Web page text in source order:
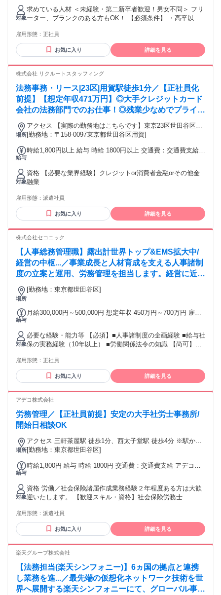
ヶ月あたり2万6400円 〜 3万5002円（固定残業時間：1ヶ月あ
たり14時間） 固定残業時間を超えた勤務時間については別途
残業代を支給する 【一律手当】 全員に一律で支払われる通
勤・皆勤・家族手当金額：あり 全員に一律で支払われるその
【昇給・賞与】 ・昇給／年1回 ・賞与／年2回（前年度実績
1.90ヵ月分） 【諸手当】 ・通勤手当あり（規定にて基本全額
支給） 【資格手当】 ・第一種電気工事士／10,000円、第二種
電気工事士／8,000円 ・消防設備士乙種各／2,000円、甲種各
／4,000円 ・ビルクリーニング技能士1級／5,000円、2級／
3,000円 ・日商簿記1級／4,000円、2級／3,000円 ・管理業務
主任者／3,000円 ・宅地建物取引士／3,000円 ＊上位級数取得
の場合は、上位級数の手当のみ支給する
対象
求めている人材 ＜未経験・第二新卒者歓迎！男女不問＞ フリ
ーター、ブランクのある方もOK！ 【必須条件】 ・高卒以上
・学歴、年齢、経験、資格は一切不問 ・第二新卒者歓迎 「一
生涯の資格を取得したい」「社会に貢献できる仕事がした
い」 「安定のキャリアを歩みたい」etc. 消防法に則した点検
とはなく、安定したキャリアを歩めます。 【あれば活かせる
火設備等の施工管理、工事の経験 ・建築、建設、土木の施工
管理、工事の経験 ・消防設備士資格 ・消防設備点検資格者
・防犯設備士資格
雇用形態： 正社員
お気に入り 詳細を見る
株式会社 リクルートスタッフィング
法務事務・リース|23区|用賀駅徒歩1分／【正社員化
前提】【想定年収471万円】◎大手クレジットカード
会社の法務部門でのお仕事！◎残業少なめでプライベ
ート両立！◎年間休日123日
場所
アクセス 【実際の勤務地はこちらです】東京23区世田谷区用
賀駅徒歩1分
[勤務地：〒158-0097東京都世田谷区用賀]
給与
時給1,800円以上 給与 時給 1800円以上 交通費：交通費支給 1
対象
資格 【必要な業界経験】クレジットor消費者金融orその他金
融業
雇用形態： 派遣社員
お気に入り 詳細を見る
株式会社セコニック
【人事総務管理職】露出計世界トップ&EMS拡大中/
経営の中枢...／事業成長と人材育成を支える人事諸制
度の立案と運用、労務管理を担当します。経営に近い
立場で意思決定に関わります。【業務内容の変更範
囲：会社の定める業務】
場所
[勤務地：東京都世田谷区]
給与
月給300,000円～500,000円 想定年収 450万円～700万円 雇用
給￥300,000～￥500,000 基本給￥300,000～￥500,000を含む/
月 ■賞与実績:年2回 諸手当：通勤手当（会社規定に基づき支
給）、残業手当（残業時間に応じて別途支給） 試用期間 有
期間：3ヶ月 備考：変更無
対象
必要な経験・能力等 【必須】■人事諸制度の企画経験 ■給与社
保の実務経験（10年以上） ■労働関係法令の知識 【尚可】■
職経験 【求める人物像】制度設計に留まらず、現場への落と
し込み・運用改善まで責任を持ちたい方や、変革フェーズに
やりがいを感じる方を歓迎します。 【入社後のキャリア】ま
徐々に経営課題の解決に効果的な施策を実行し、将来的には
格 学歴：大学院 大学 語学力： 資格：
雇用形態： 正社員
お気に入り 詳細を見る
アデコ株式会社
労務管理／【正社員前提】安定の大手社労士事務所/
開始日相談OK
場所
アクセス 三軒茶屋駅 徒歩1分、西太子堂駅 徒歩4分 ※駅から
外に出ることなく到着。
[勤務地：東京都世田谷区]
給与
時給1,800円 給与 時給 1800円 交通費：交通費支給 アデコ規
対象
資格 労働／社会保険諸届作成業務経験２年程度ある方は大歓
迎いたします。 【歓迎スキル・資格】社会保険労務士
雇用形態： 派遣社員
お気に入り 詳細を見る
楽天グループ株式会社
【法務担当(楽天シンフォニー)】6ヵ国の拠点と連携
し業務を進...／最先端の仮想化ネットワーク技術を世
界へ展開する楽天シンフォニーにて、グローバル事業